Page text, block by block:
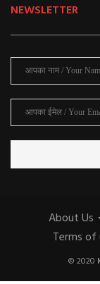
NEWSLETTER
About Us
Terms of
© 2020